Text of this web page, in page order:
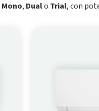
Mono, Dualo Trial, con